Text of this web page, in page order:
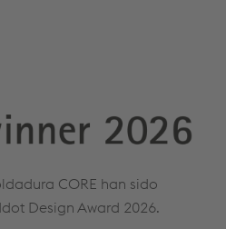
CORE han sido
Design Award 2026.